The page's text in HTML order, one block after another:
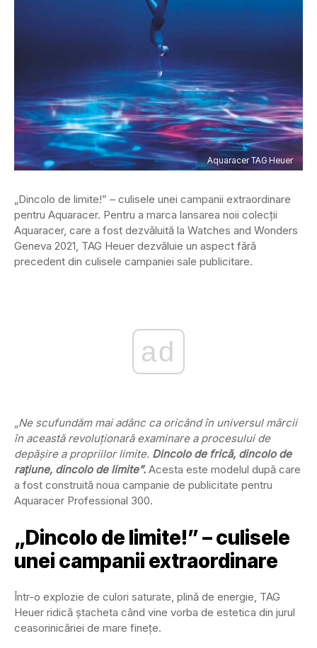
Aquaracer TAG Heuer
„Dincolo de limite!” – culisele unei campanii extraordinare
pentru Aquaracer. Pentru a marca lansarea noii colecții
Aquaracer, care a fost dezvăluită la Watches and Wonders
Geneva 2021, TAG Heuer dezvăluie un aspect fără
precedent din culisele campaniei sale publicitare.
ad
„Ne scufundăm mai adânc ca oricând în universul mărcii
în această revoluționară examinare a procesului de
depășire a propriilor limite. Dincolo de frică, dincolo de
rațiune, dincolo de limite”. Acesta este modelul după care
a fost construită noua campanie de publicitate pentru
Aquaracer Professional 300.
„Dincolo de limite!” – culisele
unei campanii extraordinare
Într-o explozie de culori saturate, plină de energie, TAG
Heuer ridică ștacheta când vine vorba de estetica din jurul
ceasorinicăriei de mare finețe.